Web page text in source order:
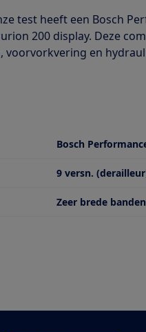
test heeft een Bosch
200 display. Deze
voorvorkvering en
merk & type
Bosch
9 versn.
Opvallende uitrusting
Zeer brede